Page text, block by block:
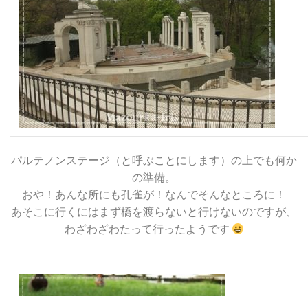
パルテノンステージ（と呼ぶことにします）の上でも何か
の準備。
おや！あんな所にも孔雀が！なんでそんなところに！
あそこに行くにはまず橋を渡らないと行けないのですが、
わざわざわたって行ったようです